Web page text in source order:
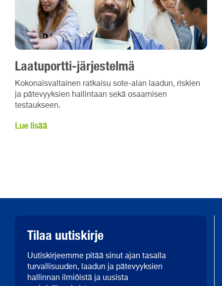
Laatuportti-järjestelmä
Kokonaisvaltainen ratkaisu sote-alan laadun, riskien
ja pätevyyksien hallintaan sekä osaamisen
testaukseen.
Lue lisää
Tilaa uutiskirje
Uutiskirjeemme pitää sinut ajan tasalla
turvallisuuden, laadun ja pätevyyksien
hallinnan ilmiöistä ja uusista